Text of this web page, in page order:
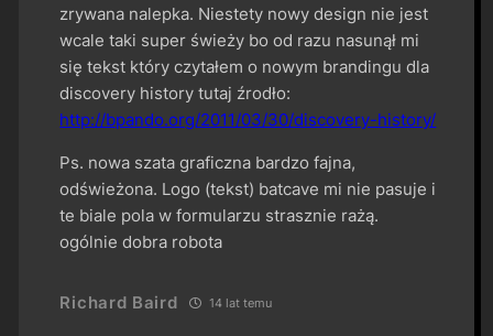
zrywana nalepka. Niestety nowy design nie jest
wcale taki super świeży bo od razu nasunął mi
się tekst który czytałem o nowym brandingu dla
discovery history tutaj źrodło:
http://bpando.org/2011/03/30/discovery-history/
Ps. nowa szata graficzna bardzo fajna,
odświeżona. Logo (tekst) batcave mi nie pasuje i
te biale pola w formularzu strasznie rażą.
ogólnie dobra robota
Richard Baird 14 lat temu